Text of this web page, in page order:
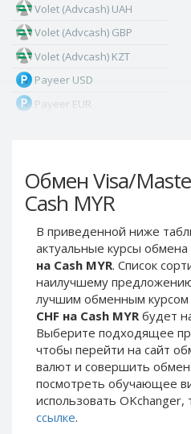
Обмен Visa/
Cash MYR
В приведенной ниже
актуальные курсы обмена
на Cash MYR. Список
наилучшему
лучшим обменным курсом
CHF на Cash MYR будет
Выберите подходящее
чтобы перейти на сайт
валют и совершить
посмотреть обучающее
использовать
ссылке.
Volet (Advcash) UAH
Volet (Advcash) GBP
Volet (Advcash) KZT
Payeer USD
Payeer EUR
Payeer Tether ERC20
(USDT)
Payeer UAH
ЮMoney RUB
ЮMoney KZT
PayPal USD
PayPal EUR
PayPal GBP
PayPal CAD
PayPal AUD
PayPal RUB
PayPal CZK